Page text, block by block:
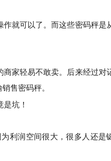
就可以了。而这些密码秤是
家轻易不敢卖。后来经过对
售密码秤。
利润空间很大，很多人还是